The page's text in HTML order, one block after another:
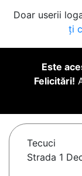
Doar userii
ți
Este
Felicitări!
Tecuci
Strada 1